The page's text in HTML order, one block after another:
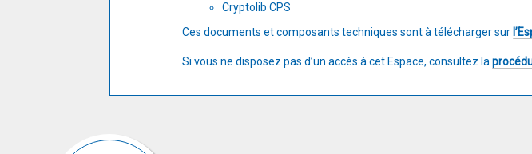
Cryptolib CPS
Ces documents et composants techniques sont à télécharger sur
Si vous ne disposez pas d’un accès à cet Espace, consultez la